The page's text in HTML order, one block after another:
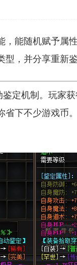
能随机赋予属
型，并分享重新
定机制。玩家
省下不少游戏币